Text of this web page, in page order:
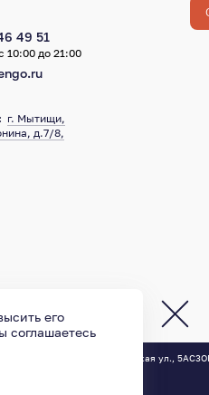
его
соглашаетесь
49 51
10:00 до 21:00
г. Мытищи,
д.7/8,
Новодмитровская ул., 5АС3